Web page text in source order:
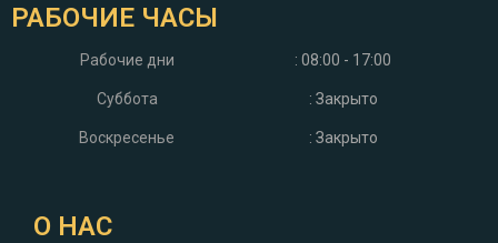
РАБОЧИЕ ЧАСЫ
Рабочие дни
Суббота
Воскресенье
: 08:00 - 17:00
: Закрыто
: Закрыто
О НАС